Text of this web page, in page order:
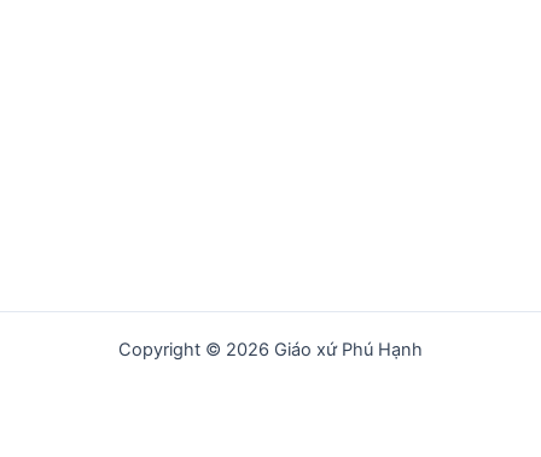
Copyright © 2026 Giáo xứ Phú Hạnh